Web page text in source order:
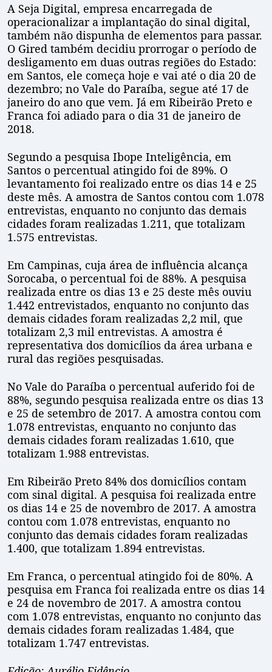
A Seja Digital, empresa encarregada de
operacionalizar a implantação do sinal digital,
também não dispunha de elementos para passar.
O Gired também decidiu prorrogar o período de
desligamento em duas outras regiões do Estado:
em Santos, ele começa hoje e vai até o dia 20 de
dezembro; no Vale do Paraíba, segue até 17 de
janeiro do ano que vem. Já em Ribeirão Preto e
Franca foi adiado para o dia 31 de janeiro de
2018.
Segundo a pesquisa Ibope Inteligência, em
Santos o percentual atingido foi de 89%. O
levantamento foi realizado entre os dias 14 e 25
deste mês. A amostra de Santos contou com 1.078
entrevistas, enquanto no conjunto das demais
cidades foram realizadas 1.211, que totalizam
1.575 entrevistas.
Em Campinas, cuja área de influência alcança
Sorocaba, o percentual foi de 88%. A pesquisa
realizada entre os dias 13 e 25 deste mês ouviu
1.442 entrevistados, enquanto no conjunto das
demais cidades foram realizadas 2,2 mil, que
totalizam 2,3 mil entrevistas. A amostra é
representativa dos domicílios da área urbana e
rural das regiões pesquisadas.
No Vale do Paraíba o percentual auferido foi de
88%, segundo pesquisa realizada entre os dias 13
e 25 de setembro de 2017. A amostra contou com
1.078 entrevistas, enquanto no conjunto das
demais cidades foram realizadas 1.610, que
totalizam 1.988 entrevistas.
Em Ribeirão Preto 84% dos domicílios contam
com sinal digital. A pesquisa foi realizada entre
os dias 14 e 25 de novembro de 2017. A amostra
contou com 1.078 entrevistas, enquanto no
conjunto das demais cidades foram realizadas
1.400, que totalizam 1.894 entrevistas.
Em Franca, o percentual atingido foi de 80%. A
pesquisa em Franca foi realizada entre os dias 14
e 24 de novembro de 2017. A amostra contou
com 1.078 entrevistas, enquanto no conjunto das
demais cidades foram realizadas 1.484, que
totalizam 1.747 entrevistas.